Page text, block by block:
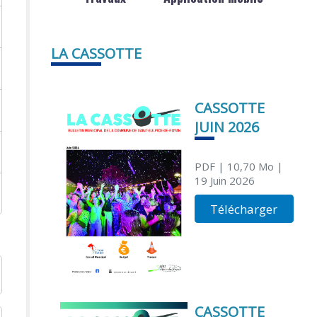
LA CASSOTTE
CASSOTTE
JUIN 2026
PDF| 10,70 Mo |
19 Juin 2026
Télécharger
CASSOTTE